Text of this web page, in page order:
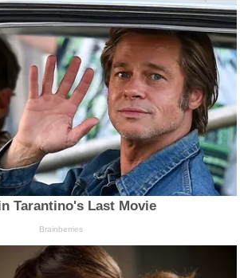
Tarantino's Last Movie
Brainberries